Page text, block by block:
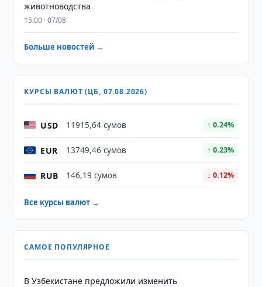
животноводства
15:00 · 07/08
Больше новостей →
КУРСЫ ВАЛЮТ (ЦБ, 07.08.2026)
USD 11915,64 сумов ↑ 0.24%
EUR 13749,46 сумов ↑ 0.23%
RUB 146,19 сумов ↓ 0.12%
Все курсы валют →
САМОЕ ПОПУЛЯРНОЕ
В Узбекистане предложили изменить